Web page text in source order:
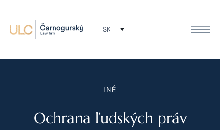
SK
INÉ
Ochrana ľudských práv